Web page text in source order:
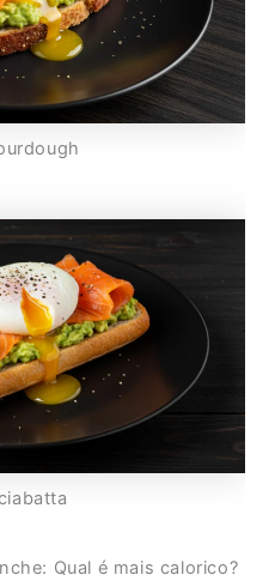
Qual é mais calorico?